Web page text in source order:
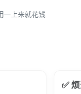
一上来就花钱
✅